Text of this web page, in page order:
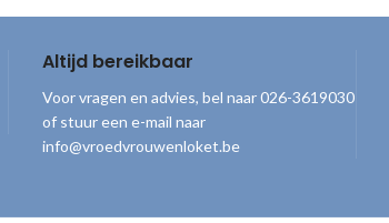
Altijd bereikbaar
Voor vragen en advies, bel naar 026-3619030
of stuur een e-mail naar
info@vroedvrouwenloket.be